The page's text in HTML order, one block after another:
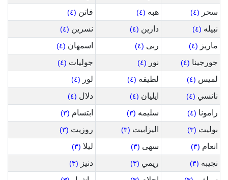
سحر (٤) هبه (٤) فاتن (٤)
نبيله (٤) دارين (٤) نسرين (٤)
ماريز (٤) ربى (٤) اسمهان (٤)
جورجينا (٤) نور (٤) جوليات (٤)
لميس (٤) لطيفه (٤) لور (٤)
نانسي (٤) ايليان (٤) دلال (٤)
رامونا (٤) سليمه (٣) ابتسام (٣)
بوليت (٣) اليزابيت (٣) روزيت (٣)
انعام (٣) سهى (٣) ليلا (٣)
نجيبه (٣) ريمي (٣) دنيز (٣)